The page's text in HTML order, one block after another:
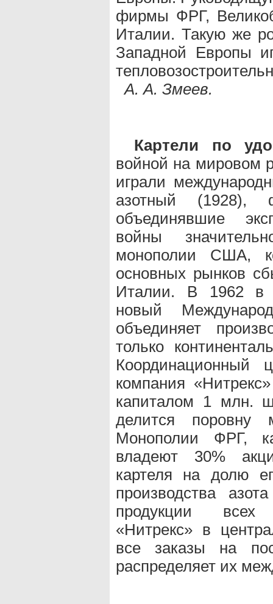
фирмы ФРГ,
Италии. Такую же
Западной Европы
А. А. Змеев.
Картели по
войной на мировом
играли
азотный (1928),
объединявшие
войны
монополии США,
основных рынков
Италии. В 1962 в
новый
объединяет
только
Координационный
компания
капиталом 1 млн.
делится поровну
Монополии ФРГ,
владеют 30%
картеля на долю
производства
продукции всех
«Нитрекс» в
все заказы на
распределяет их